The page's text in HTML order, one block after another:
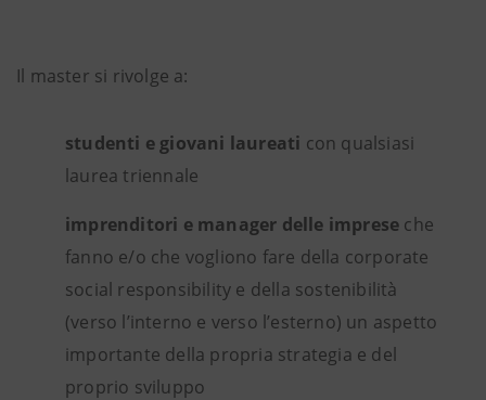
Il master si rivolge a:
studenti e giovani laureati con qualsiasi
laurea triennale
imprenditori e manager delle imprese che
fanno e/o che vogliono fare della corporate
social responsibility e della sostenibilità
(verso l’interno e verso l’esterno) un aspetto
importante della propria strategia e del
proprio sviluppo